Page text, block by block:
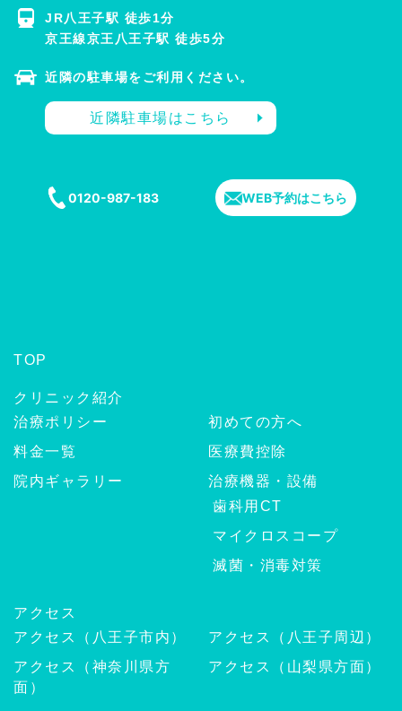
JR八王子駅 徒歩1分
京王線京王八王子駅 徒歩5分
近隣の駐車場をご利用ください。
近隣駐車場はこちら
0120-987-183 WEB予約はこちら
TOP
クリニック紹介
治療ポリシー
初めての方へ
料金一覧
医療費控除
院内ギャラリー
治療機器・設備
歯科用CT
マイクロスコープ
滅菌・消毒対策
アクセス
アクセス（八王子市内）
アクセス（八王子周辺）
アクセス（神奈川県方
面）
アクセス（山梨県方面）